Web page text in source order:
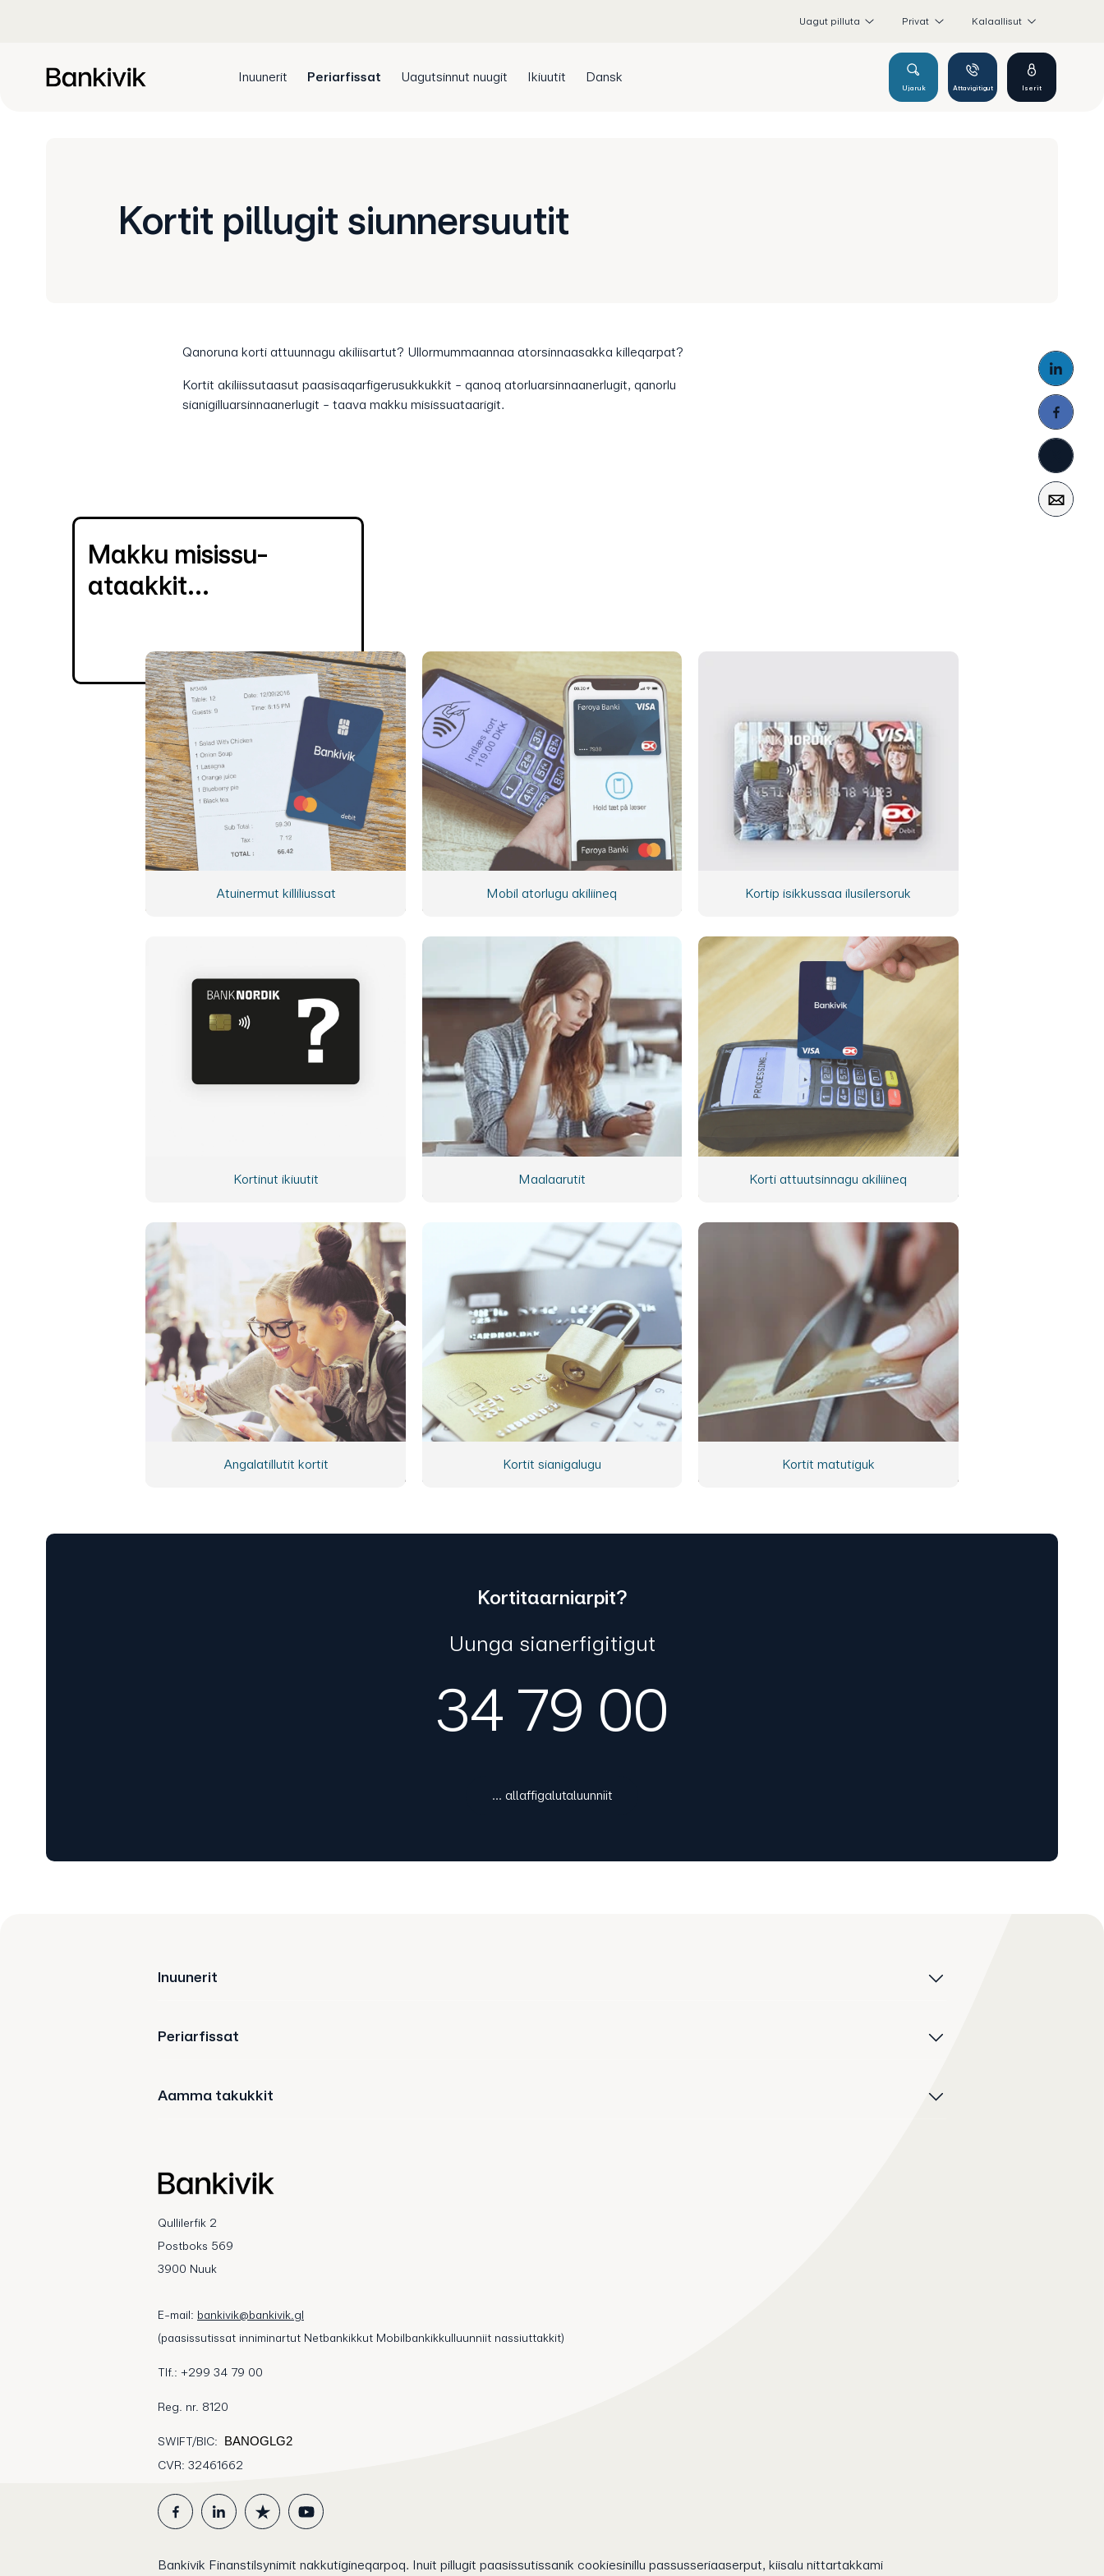
Uagut pilluta Privat Kalaallisut
Inuunerit Periarfissat Uagutsinnut nuugit Ikiuutit Dansk
Ujaruk Attavigitigut Iserit
Kortit pillugit siunnersuutit
Qanoruna korti attuunnagu akiliisartut? Ullormummaannaa atorsinnaasakka killeqarpat?
Kortit akiliissutaasut paasisaqarfigerusukkukkit - qanoq atorluarsinnaanerlugit, qanorlu
sianigilluarsinnaanerlugit - taava makku misissuataarigit.
Makku misissu-
ataakkit...
Atuinermut killiliussat Mobil atorlugu akiliineq Kortip isikkussaa ilusilersoruk
Kortinut ikiuutit Maalaarutit Korti attuutsinnagu akiliineq
Angalatillutit kortit Kortit sianigalugu Kortit matutiguk
Kortitaarniarpit?
Uunga sianerfigitigut
34 79 00
... allaffigalutaluunniit
Inuunerit
Periarfissat
Aamma takukkit
Qullilerfik 2
Postboks 569
3900 Nuuk
E-mail: bankivik@bankivik.gl
(paasissutissat inniminartut Netbankikkut Mobilbankikkulluunniit nassiuttakkit)
Tlf.: +299 34 79 00
Reg. nr. 8120
SWIFT/BIC:
BANOGLG2
CVR: 32461662
Bankivik Finanstilsynimit nakkutigineqarpoq. Inuit pillugit paasissutissanik cookiesinillu passusseriaaserput, kiisalu nittartakkami